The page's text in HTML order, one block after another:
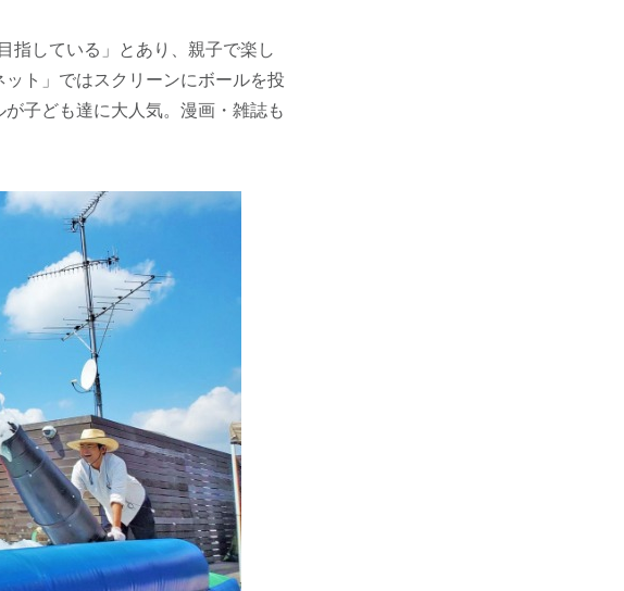
指している」とあり、親子で楽し
ト」ではスクリーンにボールを投
子ども達に大人気。漫画・雑誌も